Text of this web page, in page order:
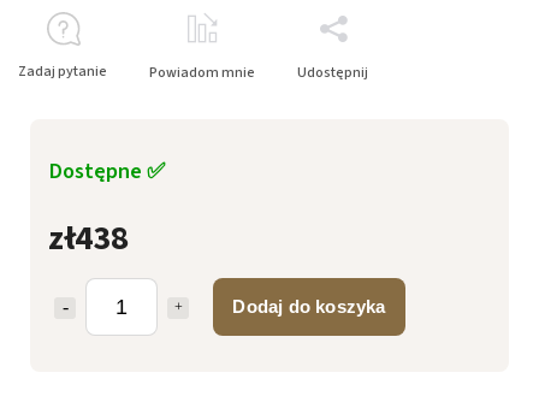
zł438
Dodaj do koszyka
Dostępne ✅
Zadaj pytanie Powiadom mnie Udostępnij